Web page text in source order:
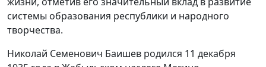
системы образования республики и народного
творчества.
Николай Семенович Баишев родился 11 декабря